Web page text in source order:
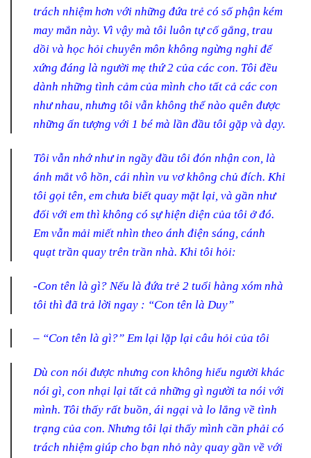
trách nhiệm hơn với những đứa trẻ có số phận kém
may mắn này. Vì vậy mà tôi luôn tự cố gắng, trau
dồi và học hỏi chuyên môn không ngừng nghỉ để
xứng đáng là người mẹ thứ 2 của các con. Tôi đều
dành những tình cảm của mình cho tất cả các con
như nhau, nhưng tôi vẫn không thể nào quên được
những ấn tượng với 1 bé mà lần đầu tôi gặp và dạy.
Tôi vẫn nhớ như in ngầy đầu tôi đón nhận con, là
ánh mắt vô hồn, cái nhìn vu vơ không chủ đích. Khi
tôi gọi tên, em chưa biết quay mặt lại, và gần như
đối với em thì không có sự hiện diện của tôi ở đó.
Em vẫn mải miết nhìn theo ánh điện sáng, cánh
quạt trần quay trên trần nhà. Khi tôi hỏi:
-Con tên là gì? Nếu là đứa trẻ 2 tuổi hàng xóm nhà
tôi thì đã trả lời ngay : “Con tên là Duy”
– “Con tên là gì?” Em lại lặp lại câu hỏi của tôi
Dù con nói được nhưng con không hiểu người khác
nói gì, con nhại lại tất cả những gì người ta nói với
mình. Tôi thấy rất buồn, ái ngại và lo lắng về tình
trạng của con. Nhưng tôi lại thấy mình cần phải có
trách nhiệm giúp cho bạn nhỏ này quay gần về với